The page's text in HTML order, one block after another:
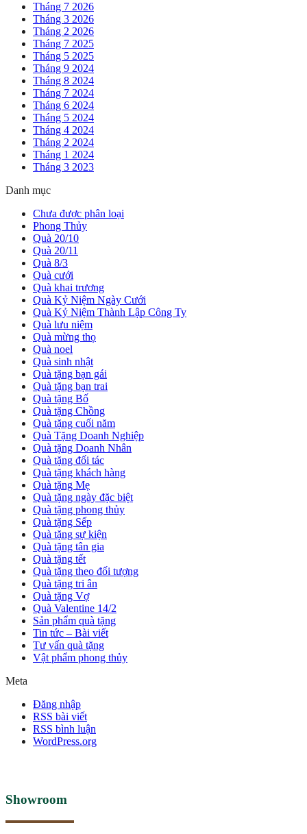
Tháng 7 2026
Tháng 3 2026
Tháng 2 2026
Tháng 7 2025
Tháng 5 2025
Tháng 9 2024
Tháng 8 2024
Tháng 7 2024
Tháng 6 2024
Tháng 5 2024
Tháng 4 2024
Tháng 2 2024
Tháng 1 2024
Tháng 3 2023
Danh mục
Chưa được phân loại
Phong Thủy
Quà 20/10
Quà 20/11
Quà 8/3
Quà cưới
Quà khai trương
Quà Kỷ Niệm Ngày Cưới
Quà Kỷ Niệm Thành Lập Công Ty
Quà lưu niệm
Quà mừng thọ
Quà noel
Quà sinh nhật
Quà tặng bạn gái
Quà tặng bạn trai
Quà tặng Bố
Quà tặng Chồng
Quà tặng cuối năm
Quà Tặng Doanh Nghiệp
Quà tặng Doanh Nhân
Quà tặng đối tác
Quà tặng khách hàng
Quà tặng Mẹ
Quà tặng ngày đặc biệt
Quà tặng phong thủy
Quà tặng Sếp
Quà tặng sự kiện
Quà tặng tân gia
Quà tặng tết
Quà tặng theo đối tượng
Quà tặng tri ân
Quà tặng Vợ
Quà Valentine 14/2
Sản phẩm quà tặng
Tin tức – Bài viết
Tư vấn quà tặng
Vật phẩm phong thủy
Meta
Đăng nhập
RSS bài viết
RSS bình luận
WordPress.org
Showroom